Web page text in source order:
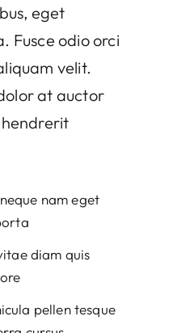
eget
Fusce odio orci
velit.
at auctor
nam eget
diam quis
pellen tesque